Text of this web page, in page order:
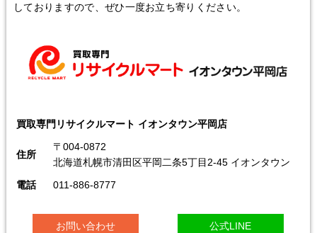
しておりますので、ぜひ一度お立ち寄りください。
買取専門リサイクルマート イオンタウン平岡店
住所
〒004-0872
北海道札幌市清田区平岡二条5丁目2-45 イオンタウン
電話
011-886-8777
お問い合わせ 公式LINE